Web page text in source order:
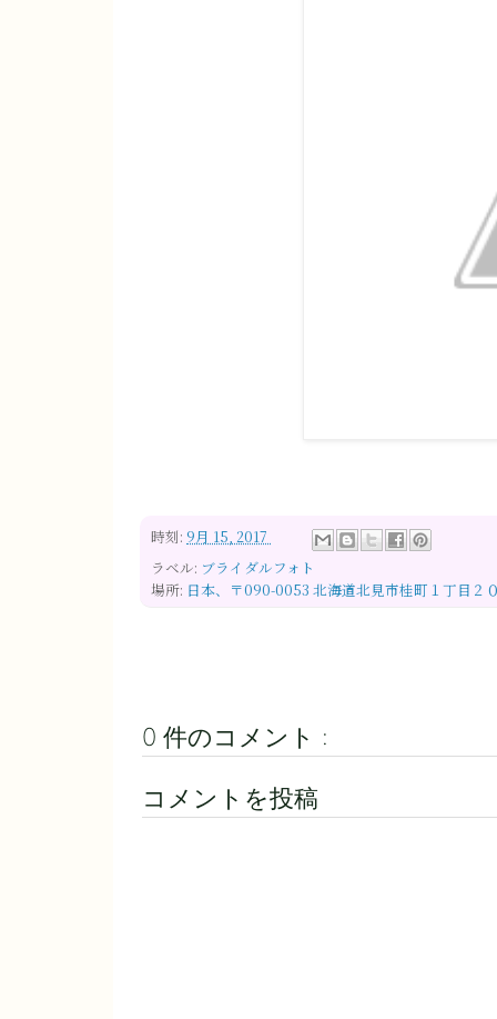
時刻: 9月 15, 2017
ラベル: ブライダルフォト
場所: 日本、〒090-0053 北海道北見市桂町１丁目２
0 件のコメント :
コメントを投稿